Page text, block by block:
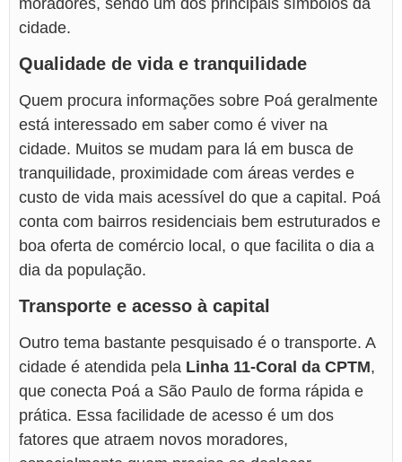
cidade.
Qualidade de vida e tranquilidade
Quem procura informações sobre Poá geralmente
está interessado em saber como é viver na
cidade. Muitos se mudam para lá em busca de
tranquilidade, proximidade com áreas verdes e
custo de vida mais acessível do que a capital. Poá
conta com bairros residenciais bem estruturados e
boa oferta de comércio local, o que facilita o dia a
dia da população.
Transporte e acesso à capital
Outro tema bastante pesquisado é o transporte. A
cidade é atendida pela Linha 11-Coral da CPTM,
que conecta Poá a São Paulo de forma rápida e
prática. Essa facilidade de acesso é um dos
fatores que atraem novos moradores,